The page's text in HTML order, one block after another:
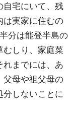
自宅にいて、残
は実家に住むの
分は能登半島の
むしり、家庭菜
れまでには、あ
父母や祖父母の
しないことに